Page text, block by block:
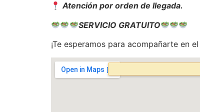
Atención por orden de llegada.
SERVICIO GRATUITO
¡Te esperamos para acompañarte en